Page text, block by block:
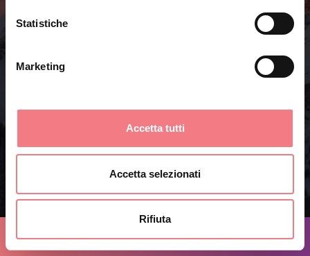
Statistiche
Marketing
Accetta tutti
Accetta selezionati
Rifiuta
Montagne sincere, di una bellezza
Spettacoli naturali che plasmano storie e
LASCIATI STUPIRE